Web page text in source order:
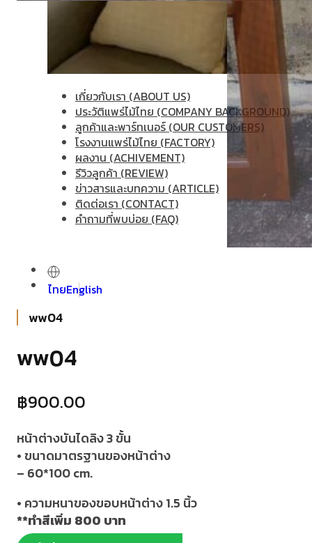
เกี่ยวกับเรา (ABOUT US)
ประวัติแพร่ไม้ไทย (COMPANY BACKGROUND)
ลูกค้าและพาร์ทเนอร์ (OUR CUSTOMERS)
โรงงานแพร่ไม้ไทย (FACTORY)
ผลงาน (ACHIVEMENT)
รีวิวลูกค้า (REVIEW)
ข่าวสารและบทความ (ARTICLE)
ติดต่อเรา (CONTACT)
คำถามที่พบบ่อย (FAQ)
English
ไทย
ww04
ww04
฿900.00
หน้าต่างบันไดลิง 3 ขั้น
•ขนาดมาตรฐานของหน้าต่าง
– 60*100 cm.
• ความหนาของขอบหน้าต่าง1.5 นิ้ว
**ทำสีเพิ่ม 800 บาท